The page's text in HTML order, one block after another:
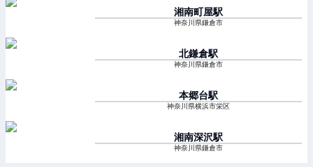
湘南町屋駅
神奈川県鎌倉市
北鎌倉駅
神奈川県鎌倉市
本郷台駅
神奈川県横浜市栄区
湘南深沢駅
神奈川県鎌倉市